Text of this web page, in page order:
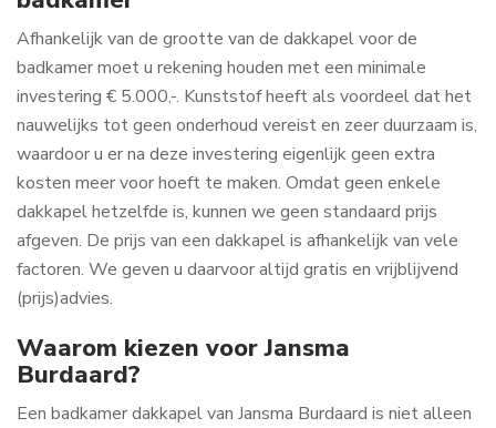
Afhankelijk van de grootte van de dakkapel voor de
badkamer moet u rekening houden met een minimale
investering € 5.000,-. Kunststof heeft als voordeel dat het
nauwelijks tot geen onderhoud vereist en zeer duurzaam is,
waardoor u er na deze investering eigenlijk geen extra
kosten meer voor hoeft te maken. Omdat geen enkele
dakkapel hetzelfde is, kunnen we geen standaard prijs
afgeven. De prijs van een dakkapel is afhankelijk van vele
factoren. We geven u daarvoor altijd gratis en vrijblijvend
(prijs)advies.
Waarom kiezen voor Jansma
Burdaard?
Een badkamer dakkapel van Jansma Burdaard is niet alleen